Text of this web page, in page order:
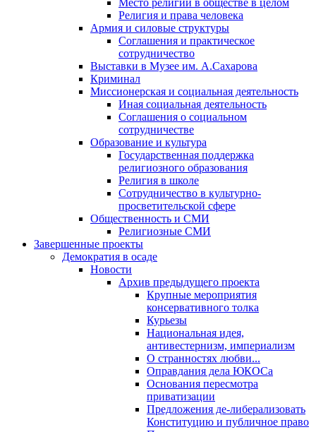
Место религии в обществе в целом
Религия и права человека
Армия и силовые структуры
Соглашения и практическое
сотрудничество
Выставки в Музее им. А.Сахарова
Криминал
Миссионерская и социальная деятельность
Иная социальная деятельность
Соглашения о социальном
сотрудничестве
Образование и культура
Государственная поддержка
религиозного образования
Религия в школе
Сотрудничество в культурно-
просветительской сфере
Общественность и СМИ
Религиозные СМИ
Завершенные проекты
Демократия в осаде
Новости
Архив предыдущего проекта
Крупные мероприятия
консервативного толка
Курьезы
Национальная идея,
антивестернизм, империализм
О странностях любви...
Оправдания дела ЮКОСа
Основания пересмотра
приватизации
Предложения де-либерализовать
Конституцию и публичное право